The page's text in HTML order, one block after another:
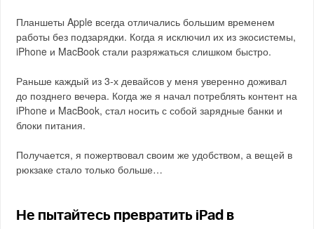
Планшеты Apple всегда отличались большим временем
работы без подзарядки. Когда я исключил их из экосистемы,
iPhone и MacBook стали разряжаться слишком быстро.
Раньше каждый из 3-х девайсов у меня уверенно доживал
до позднего вечера. Когда же я начал потреблять контент на
iPhone и MacBook, стал носить с собой зарядные банки и
блоки питания.
Получается, я пожертвовал своим же удобством, а вещей в
рюкзаке стало только больше…
Не пытайтесь превратить iPad в